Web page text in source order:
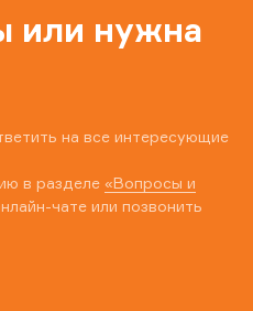
или нужна
на все интересующие
в разделе «Вопросы и
чате или позвонить